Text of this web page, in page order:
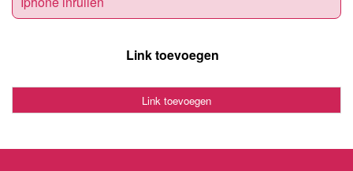
Link toevoegen
Link toevoegen